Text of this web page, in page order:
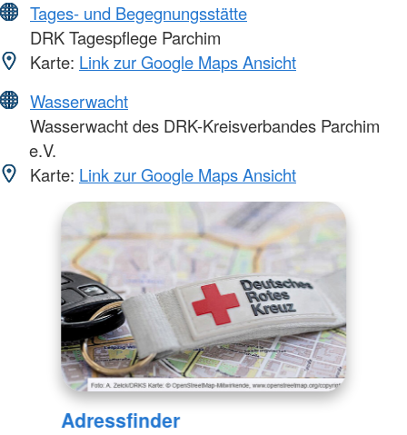
Tages- und Begegnungsstätte
DRK Tagespflege Parchim
Karte: Link zur Google Maps Ansicht
Wasserwacht
Wasserwacht des DRK-Kreisverbandes Parchim
e.V.
Karte: Link zur Google Maps Ansicht
Adressfinder